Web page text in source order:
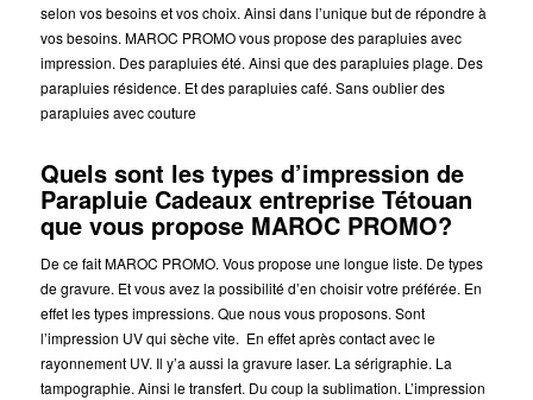
selon vos besoins et vos choix. Ainsi dans l’unique but de répondre à
vos besoins. MAROC PROMO vous propose des parapluies avec
impression. Des parapluies été. Ainsi que des parapluies plage. Des
parapluies résidence. Et des parapluies café. Sans oublier des
parapluies avec couture
Quels sont les types d’impression de
Parapluie Cadeaux entreprise Tétouan
que vous propose MAROC PROMO?
De ce fait MAROC PROMO. Vous propose une longue liste. De types
de gravure. Et vous avez la possibilité d’en choisir votre préférée. En
effet les types impressions. Que nous vous proposons. Sont
l’impression UV qui sèche vite. En effet après contact avec le
rayonnement UV. Il y’a aussi la gravure laser. La sérigraphie. La
tampographie. Ainsi le transfert. Du coup la sublimation. L’impression